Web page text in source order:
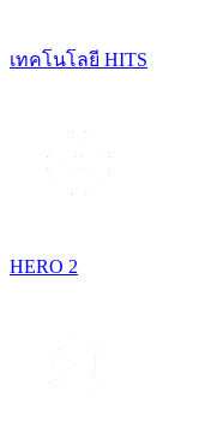
เทคโนโลยี HITS
HERO 2